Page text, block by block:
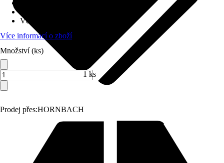
Prodej přes:HORNBACH
Včetně světelného zdroje
Více informací o zboží
Množství (ks)
1 ks